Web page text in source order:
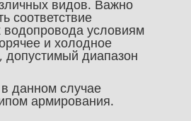
видов. Важно
соответствие
условиям
и холодное
допустимый диапазон
данном случае
армирования.